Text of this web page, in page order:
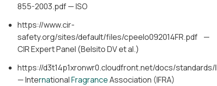
855-2003.pdf — ISO
https://www.cir-
safety.org/sites/default/files/cpeelo092014FR.pdf —
CIR Expert Panel (Belsito DV et al.)
https://d3t14p1xronwr0.cloudfront.net/docs/standards/
— InternationalFragranceAssociation (IFRA)